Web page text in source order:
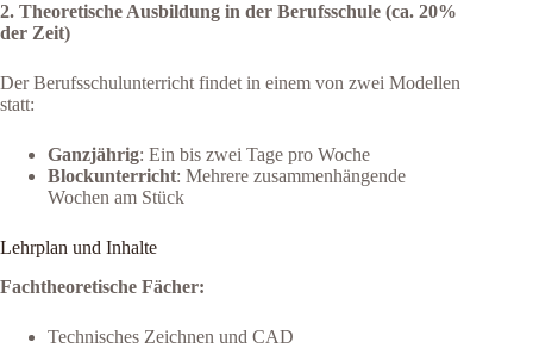
2. Theoretische Ausbildung in der Berufsschule (ca. 20%
der Zeit)
Der Berufsschulunterricht findet in einem von zwei Modellen
statt:
Ganzjährig: Ein bis zwei Tage pro Woche
Blockunterricht: Mehrere zusammenhängende
Wochen am Stück
Lehrplan und Inhalte
Fachtheoretische Fächer:
Technisches Zeichnen und CAD